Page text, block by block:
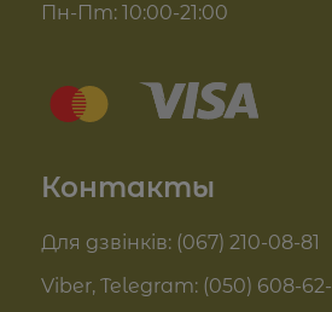
Пн-Пт: 10:00-21:00
Комплекси для обличчя
Актуальні знижки
Pro Age догляд
Отзывы
Договор оферты
Контакты
Для дзвінків: (067) 210-08-81
Viber, Telegram: (050) 608-62-